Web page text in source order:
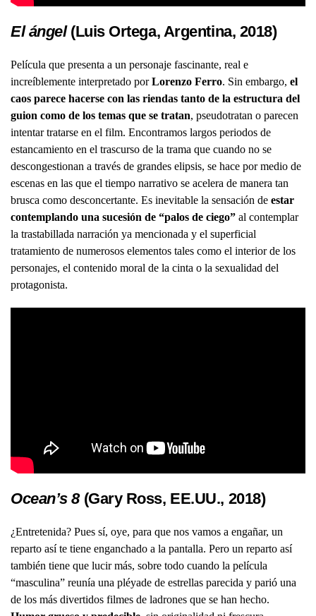
El ángel (Luis Ortega, Argentina, 2018)
Película que presenta a un personaje fascinante, real e
increíblemente interpretado porLorenzo Ferro. Sin embargo, el
caos parece hacerse con las riendas tanto de la estructura del
guion como de los temas que se tratan, pseudotratan o parecen
intentar tratarse en el film. Encontramos largos periodos de
estancamiento en el trascurso de la trama que cuando no se
descongestionan a través de grandes elipsis, se hace por medio de
escenas en las que el tiempo narrativo se acelera de manera tan
brusca como desconcertante. Es inevitable la sensación de estar
contemplando una sucesión de “palos de ciego” al contemplar
la trastabillada narración ya mencionada y el superficial
tratamiento de numerosos elementos tales como el interior de los
personajes, el contenido moral de la cinta o la sexualidad del
protagonista.
Ocean’s 8(Gary Ross, EE.UU., 2018)
¿Entretenida? Pues sí, oye, para que nos vamos a engañar, un
reparto así te tiene enganchado a la pantalla. Pero un reparto así
también tiene que lucir más, sobre todo cuando la película
“masculina” reunía una pléyade de estrellas parecida y parió una
de los más divertidos filmes de ladrones que se han hecho.